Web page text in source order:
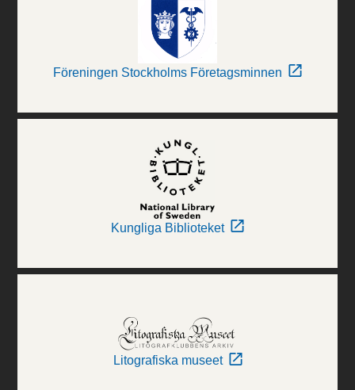
Föreningen Stockholms Företagsminnen
Kungliga Biblioteket
Litografiska museet